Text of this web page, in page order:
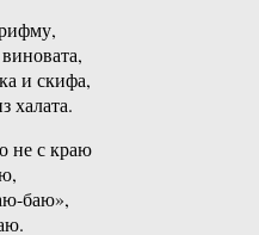
и скифа,
халата.
не с краю
баю»,